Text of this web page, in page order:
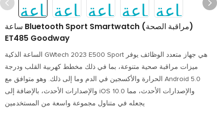
ساعة Bluetooth Sport Smartwatch (مراقبة الصحة)
ET485 Goodway
الساعة الذكية GWtech 2023 E500 Sport هي جهاز متعدد الوظائف يوفر
ميزات مراقبة صحية متنوعة، بما في ذلك مخطط كهربية القلب ودرجة
الحرارة والأكسجين في الدم وما إلى ذلك. وهو متوافق مع Android 5.0
والإصدارات الأحدث، بالإضافة إلى iOS 10.0 والإصدارات الأحدث، مما
يجعله في متناول مجموعة واسعة من المستخدمين